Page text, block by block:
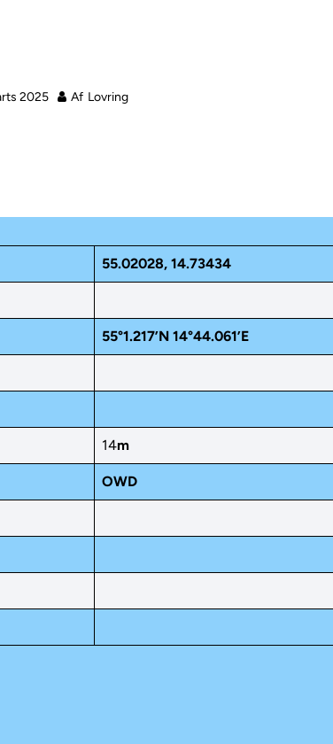
2025 Af Lovring
55.02028, 14.73434
55°1.217’N 14°44.061’E
14m
OWD